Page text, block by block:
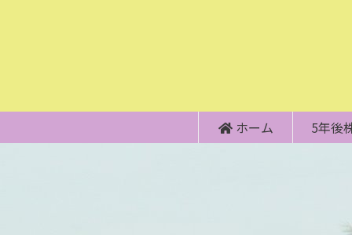
ホーム 5年後